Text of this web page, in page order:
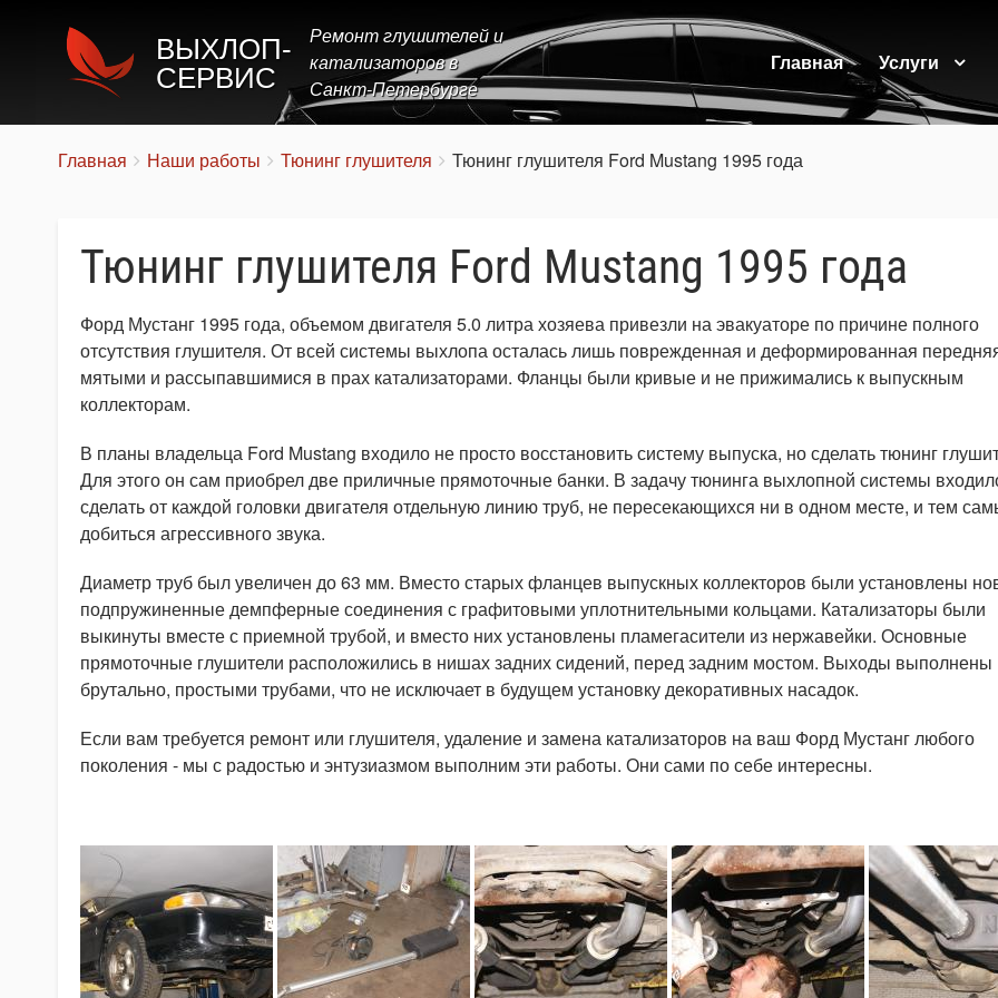
ВЫХЛОП-
СЕРВИС
Ремонт глушителей и
катализаторов в
Санкт-Петербурге
Главная Услуги
Строка
You
Главная Наши работы Тюнинг глушителя Тюнинг глушителя Ford Mustang 1995 года
Тюнинг глушителя Ford Mustang 1995 года
Форд Мустанг 1995 года, объемом двигателя 5.0 литра хозяева привезли на эвакуаторе по причине полного
отсутствия глушителя. От всей системы выхлопа осталась лишь поврежденная и деформированная
мятыми и рассыпавшимися в прах катализаторами. Фланцы были кривые и не прижимались к выпускным
коллекторам.
В планы владельца Ford Mustang входило не просто восстановить систему выпуска, но сделать тюнинг
Для этого он сам приобрел две приличные прямоточные банки. В задачу тюнинга выхлопной системы
сделать от каждой головки двигателя отдельную линию труб, не пересекающихся ни в одном месте, и тем
добиться агрессивного звука.
Диаметр труб был увеличен до 63 мм. Вместо старых фланцев выпускных коллекторов были установлены
подпружиненные демпферные соединения с графитовыми уплотнительными кольцами. Катализаторы были
выкинуты вместе с приемной трубой, и вместо них установлены пламегасители из нержавейки. Основные
прямоточные глушители расположились в нишах задних сидений, перед задним мостом. Выходы выполнены
брутально, простыми трубами, что не исключает в будущем установку декоративных насадок.
Если вам требуется ремонт или глушителя, удаление и замена катализаторов на ваш Форд Мустанг любого
поколения - мы с радостью и энтузиазмом выполним эти работы. Они сами по себе интересны.